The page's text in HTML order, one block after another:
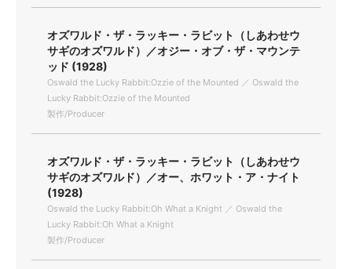
オズワルド・ザ・ラッキー・ラビット（しあわせウ
サギのオズワルド）／オジー・オブ・ザ・マウンテ
ッド (1928)
Oswald the Lucky Rabbit:Ozzie of the Mounted ／ Oswald the
Lucky Rabbit:Ozzie of the Mounted
製作/Producer
オズワルド・ザ・ラッキー・ラビット（しあわせウ
サギのオズワルド）／オー、ホワット・ア・ナイト
(1928)
Oswald the Lucky Rabbit:Oh What a Knight ／ Oswald the
Lucky Rabbit:Oh What a Knight
製作/Producer